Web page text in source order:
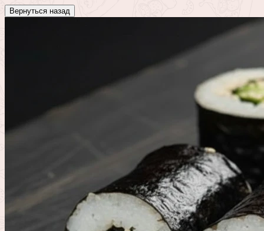
Вернуться назад